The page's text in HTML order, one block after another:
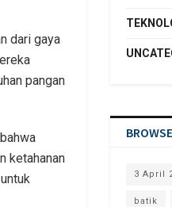
dari gaya
pangan
ketahanan
3 April
batik